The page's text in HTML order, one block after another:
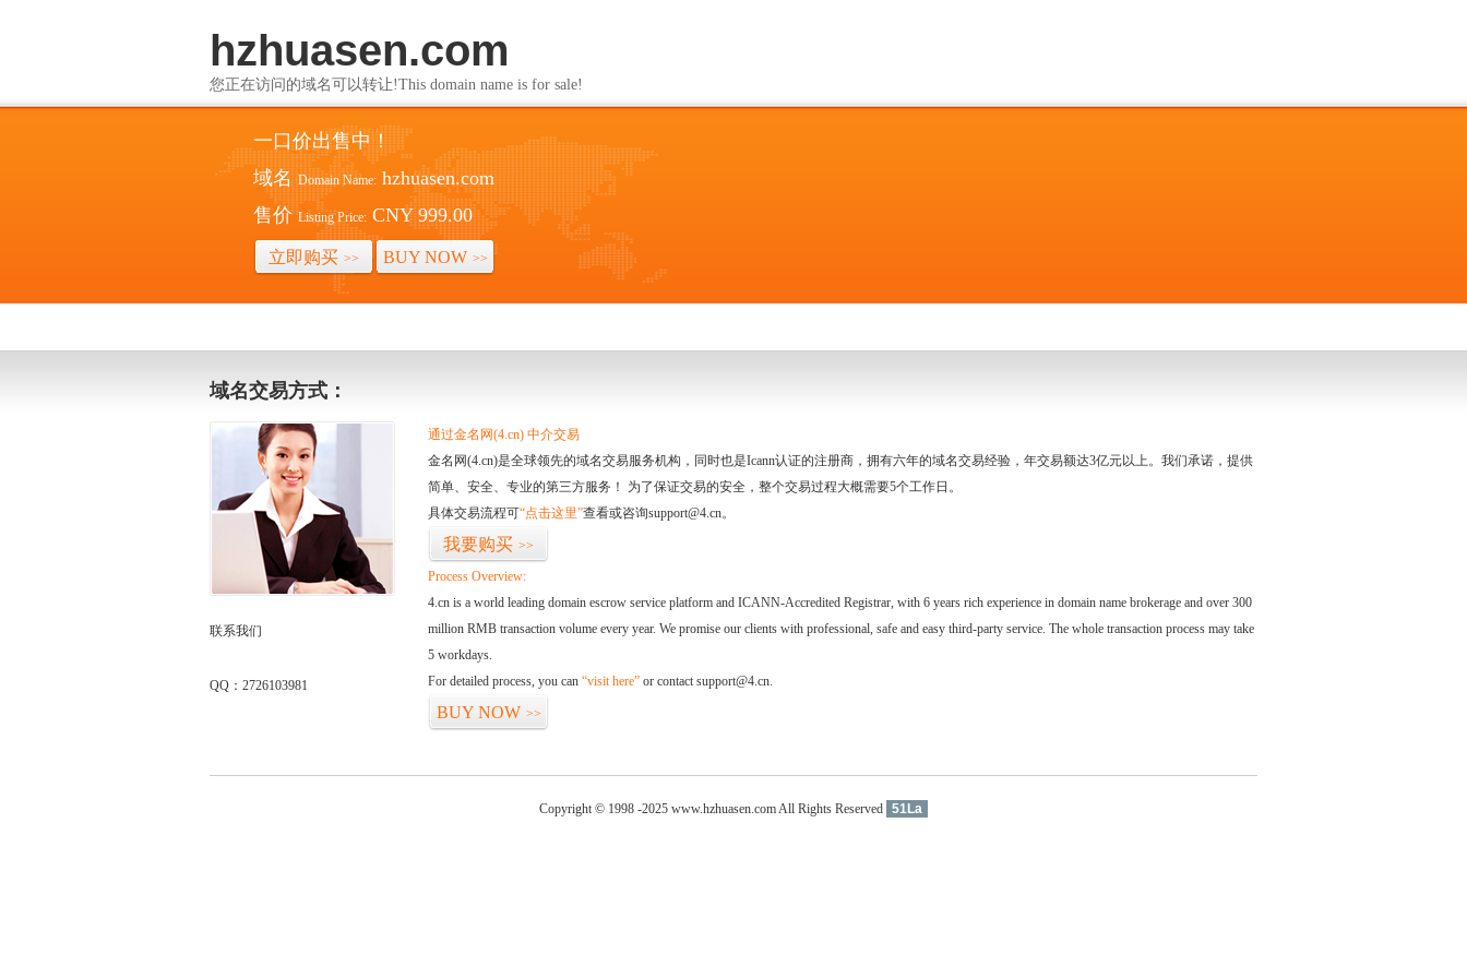
hzhuasen.com
您正在访问的域名可以转让!This domain name is for sale!
一口价出售中！
域名 Domain Name: hzhuasen.com
售价 Listing Price: CNY 999.00
立即购买 >> BUY NOW >>
域名交易方式：
联系我们
QQ：2726103981
通过金名网(4.cn) 中介交易
金名网(4.cn)是全球领先的域名交易服务机构，同时也是Icann认证的注册商，拥有六年的域名交易经验，年交易额达3亿元以上。我们承诺，提供
简单、安全、专业的第三方服务！ 为了保证交易的安全，整个交易过程大概需要5个工作日。
具体交易流程可“点击这里”查看或咨询support@4.cn。
我要购买 >>
Process Overview:
4.cn is a world leading domain escrow service platform and ICANN-Accredited Registrar, with 6 years rich experience in domain name brokerage and over 300
million RMB transaction volume every year. We promise our clients with professional, safe and easy third-party service. The whole transaction process may take
5 workdays.
For detailed process, you can “visit here” or contact support@4.cn.
BUY NOW >>
Copyright © 1998 -2025 www.hzhuasen.com All Rights Reserved 51La